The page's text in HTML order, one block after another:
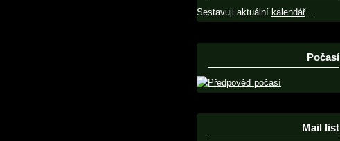
Sestavuji aktuální kalendář...
Počasí
Mail list